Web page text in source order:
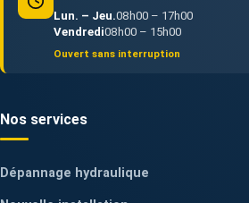
Lun. – Jeu.08h00 – 17h00
Vendredi08h00 – 15h00
Ouvert sans interruption
Nos services
Dépannage hydraulique